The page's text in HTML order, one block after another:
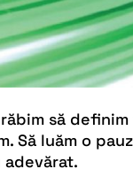
să definim
Să luăm o